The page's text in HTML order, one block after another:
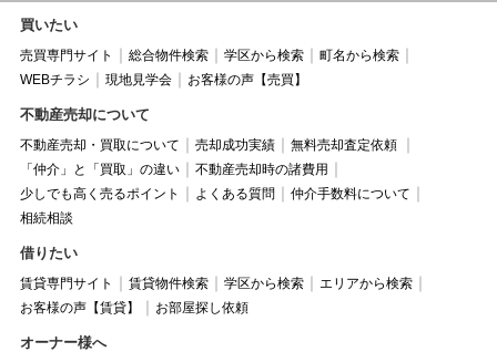
買いたい
売買専門サイト 総合物件検索 学区から検索
町名から検索
WEBチラシ
現地見学会 お客様の声【売買】
不動産売却について
不動産売却・買取について 売却成功実績
無料売却査定依頼
「仲介」と「買取」の違い
不動産売却時の諸費用
少しでも高く売るポイント
よくある質問
仲介手数料について
相続相談
借りたい
賃貸専門サイト 賃貸物件検索 学区から検索
エリアから検索
お客様の声【賃貸】
お部屋探し依頼
オーナー様へ